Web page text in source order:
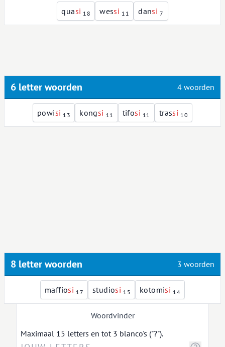
quasi 18 wessi 11 dansi 7
6 letter woorden 4 woorden
powisi 13 kongsi 11 tifosi 11 trassi 10
8 letter woorden 3 woorden
maffiosi 17 studiosi 15 kotomisi 14
Woordvinder
Maximaal 15 letters en tot 3 blanco's ("?").